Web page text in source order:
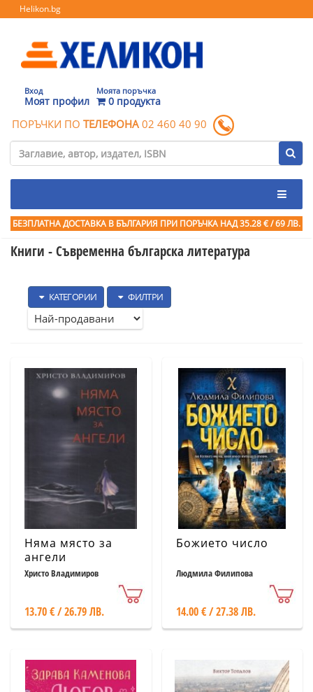
Helikon.bg
Вход
Моят профил
Моята поръчка
0 продукта
ПОРЪЧКИ ПО ТЕЛЕФОНА 02 460 40 90
БЕЗПЛАТНА ДОСТАВКА В БЪЛГАРИЯ ПРИ ПОРЪЧКА НАД 35.28 € / 69 ЛВ.
Книги - Съвременна българска литература
КАТЕГОРИИ ФИЛТРИ
Няма място за
ангели
Христо Владимиров
13.70 € / 26.79 ЛВ.
Божието число
Людмила Филипова
14.00 € / 27.38 ЛВ.